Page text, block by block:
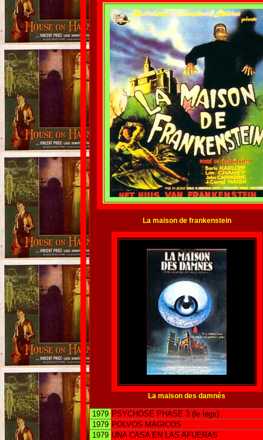
La maison de frankenstein
La maison des damnés
1979 PSYCHOSE PHASE 3 (le legs)
1979 POLVOS MAGICOS
1979 UNA CASA EN LAS AFUERAS